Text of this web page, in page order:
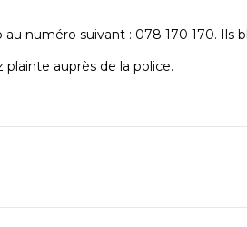
numéro suivant : 078 170 170. Ils
auprès de la police.